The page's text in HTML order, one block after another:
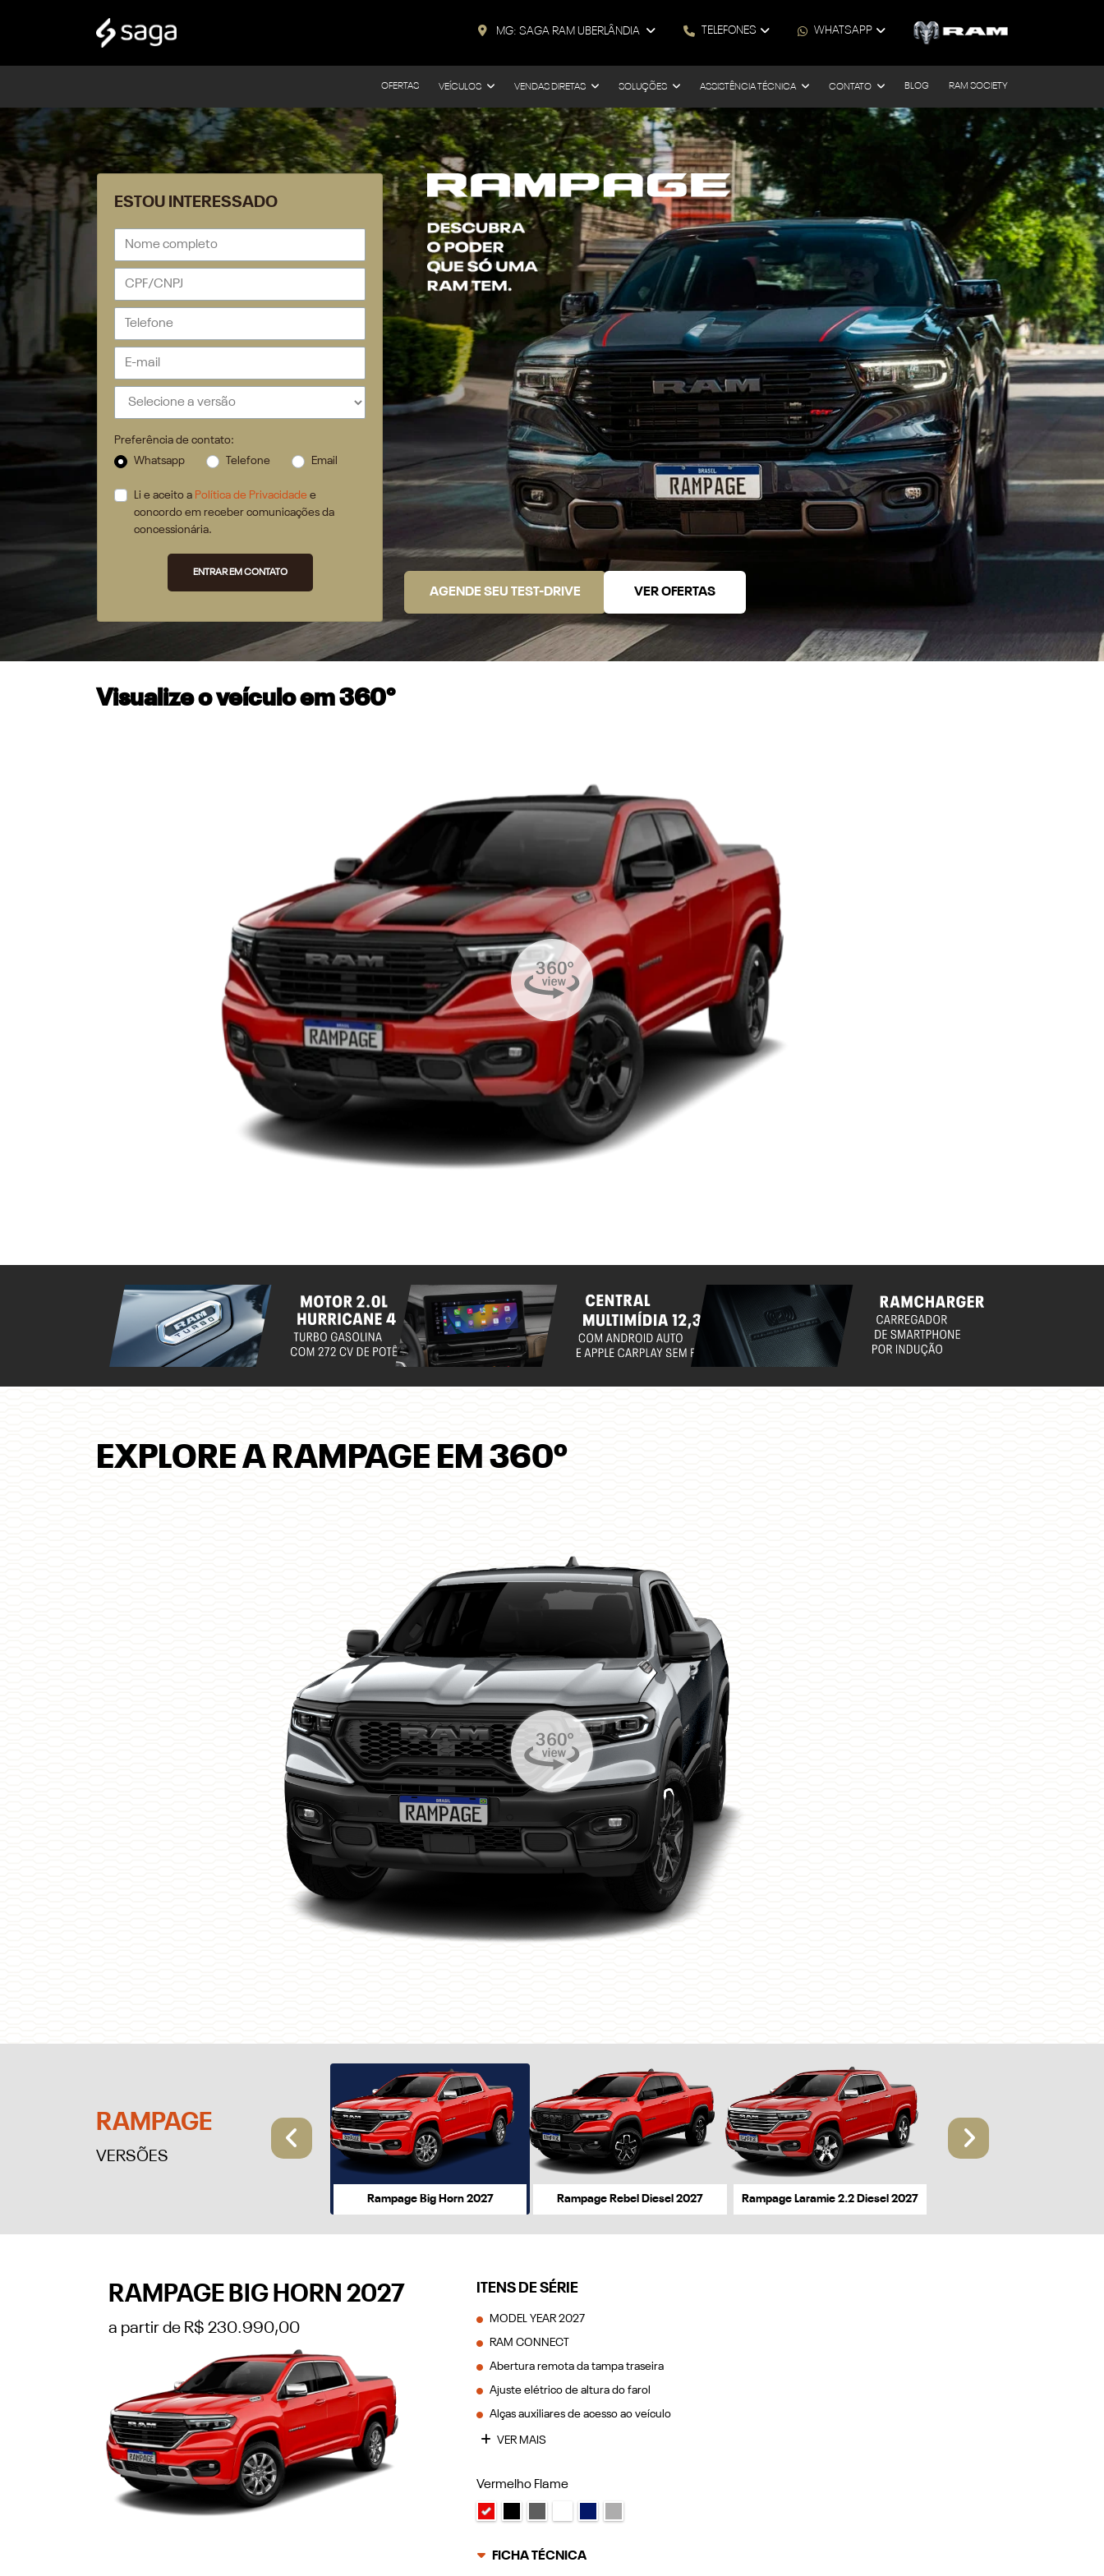
MG: SAGA RAM UBERLÂNDIA TELEFONES WHATSAPP
OFERTAS VEÍCULOS VENDAS DIRETAS SOLUÇÕES ASSISTÊNCIA TÉCNICA CONTATO BLOG RAM SOCIETY
ESTOU INTERESSADO
Preferência de contato:
Whatsapp
Telefone Email
Li e aceito a Política de Privacidade e
concordo em receber comunicações da
concessionária.
ENTRAR EM CONTATO
AGENDE SEU TEST-DRIVE VER OFERTAS
Visualize o veículo em 360°
EXPLORE A RAMPAGE EM 360º
RAMPAGE
VERSÕES
Rampage Big Horn 2027 Rampage Rebel Diesel 2027 Rampage Laramie 2.2 Diesel 2027
Anterior Próximo
RAMPAGE BIG HORN 2027
a partir de R$ 230.990,00
ITENS DE SÉRIE
MODEL YEAR 2027
RAM CONNECT
Abertura remota da tampa traseira
Ajuste elétrico de altura do farol
Alças auxiliares de acesso ao veículo
VER MAIS
Vermelho Flame
FICHA TÉCNICA